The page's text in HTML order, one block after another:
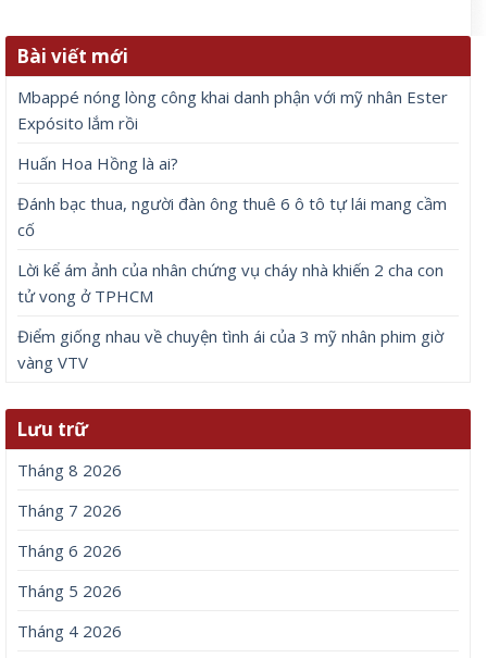
Bài viết mới
Mbappé nóng lòng công khai danh phận với mỹ nhân Ester
Expósito lắm rồi
Huấn Hoa Hồng là ai?
Đánh bạc thua, người đàn ông thuê 6 ô tô tự lái mang cầm
cố
Lời kể ám ảnh của nhân chứng vụ cháy nhà khiến 2 cha con
tử vong ở TPHCM
Điểm giống nhau về chuyện tình ái của 3 mỹ nhân phim giờ
vàng VTV
Lưu trữ
Tháng 8 2026
Tháng 7 2026
Tháng 6 2026
Tháng 5 2026
Tháng 4 2026